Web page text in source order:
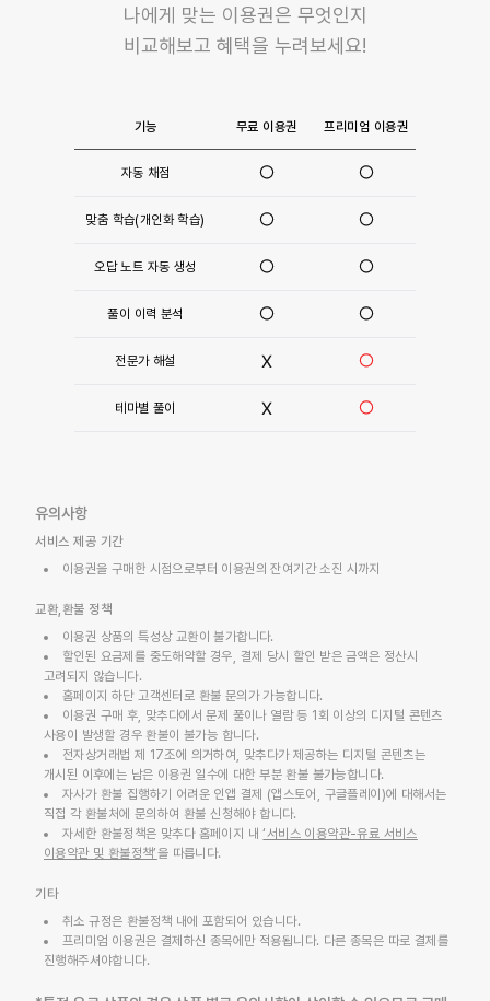
나에게 맞는 이용권은 무엇인지
비교해보고 혜택을 누려보세요!
기능 무료 이용권 프리미엄 이용권
자동 채점
맞춤 학습(개인화 학습)
오답 노트 자동 생성
풀이 이력 분석
전문가 해설
테마별 풀이
유의사항
서비스 제공 기간
이용권을 구매한 시점으로부터 이용권의 잔여기간 소진 시까지
교환,환불 정책
이용권 상품의 특성상 교환이 불가합니다.
할인된 요금제를 중도해약할 경우, 결제 당시 할인 받은 금액은 정산시
고려되지 않습니다.
홈페이지 하단 고객센터로 환불 문의가 가능합니다.
이용권 구매 후, 맞추다에서 문제 풀이나 열람 등 1회 이상의 디지털 콘텐츠
사용이 발생할 경우 환불이 불가능 합니다.
전자상거래법 제 17조에 의거하여, 맞추다가 제공하는 디지털 콘텐츠는
개시된 이후에는 남은 이용권 일수에 대한 부분 환불 불가능합니다.
자사가 환불 집행하기 어려운 인앱 결제 (앱스토어, 구글플레이)에 대해서는
직접 각 환불처에 문의하여 환불 신청해야 합니다.
자세한 환불정책은 맞추다 홈페이지 내 ‘서비스 이용약관-유료 서비스
이용약관 및 환불정책’을 따릅니다.
기타
취소 규정은 환불정책 내에 포함되어 있습니다.
프리미엄 이용권은 결제하신 종목에만 적용됩니다. 다른 종목은 따로 결제를
진행해주셔야합니다.